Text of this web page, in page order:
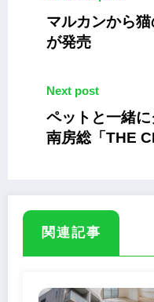
マルカンから
が発売
Next post
ペットと一緒に
南房総「THE
関連記事